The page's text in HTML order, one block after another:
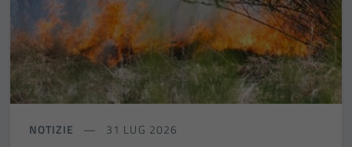
NOTIZIE 31 LUG 2026